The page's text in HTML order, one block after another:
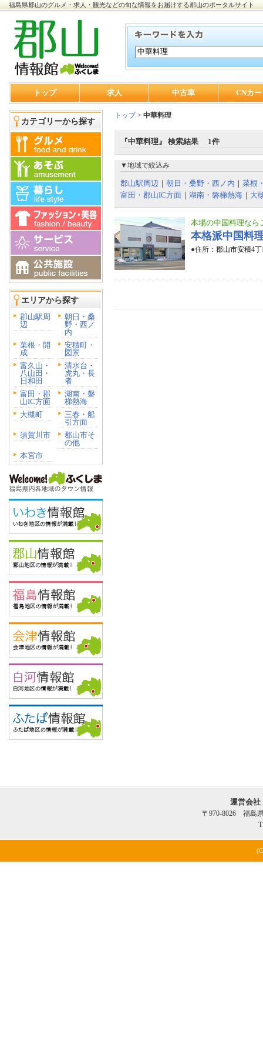
福島県郡山のグルメ・求人・観光などの旬な情報をお届けする郡山のポータルサイト
トップ 求人 中古車 CNカ
カテゴリーから探す
エリアから探す
郡山駅周
辺
朝日・桑
野・西ノ
内
菜根・開
成
安積町・
図景
富久山・
八山田・
日和田
清水台・
虎丸・長
者
富田・郡
山IC方面
湖南・磐
梯熱海
大槻町
三春・船
引方面
須賀川市
郡山市そ
の他
本宮市
トップ> 中華料理
『中華料理』 検索結果 1件
▼地域で絞込み
郡山駅周辺 ｜ 朝日・桑野・西ノ内 ｜ 菜根
富田・郡山IC方面 ｜ 湖南・磐梯熱海 ｜ 大
本場の中国料理なら
本格派中国
●住所： 郡山市安積4
運営会
〒970-8026 福島